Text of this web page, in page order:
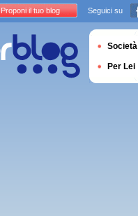
Proponi il tuo blog Seguici su
Società
Per Lei